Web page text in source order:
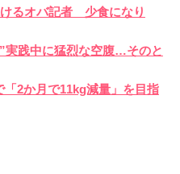
るオバ記者 少食になり
実践中に猛烈な空腹…そのと
2か月で11kg減量」を目指